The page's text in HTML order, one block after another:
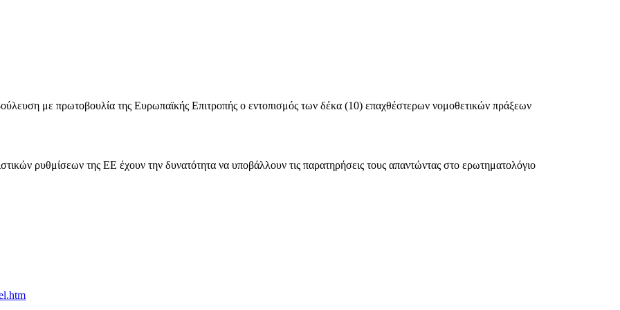
με πρωτοβουλία της Ευρωπαϊκής Επιτροπής ο εντοπισμός των δέκα (10) επαχθέστερων νομοθετικών πράξεων
ρυθμίσεων της ΕΕ έχουν την δυνατότητα να υποβάλλουν τις παρατηρήσεις τους απαντώντας στο ερωτηματολόγιο